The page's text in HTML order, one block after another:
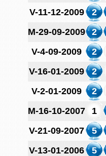
V-11-12-2009
2
M-29-09-2009
2
V-4-09-2009
2
V-16-01-2009
2
V-2-01-2009
2
M-16-10-2007
1
V-21-09-2007
5
V-13-01-2006
5